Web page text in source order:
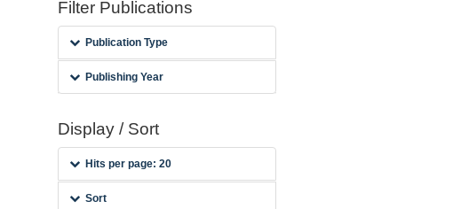
Filter Publications
Publication Type
Publishing Year
Display / Sort
Hits per page: 20
Sort